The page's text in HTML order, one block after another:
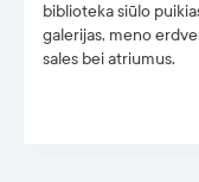
biblioteka siūlo
galerijas, meno
sales bei atriumus.